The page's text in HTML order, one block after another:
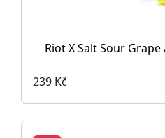
Riot X Salt Sour
239 Kč